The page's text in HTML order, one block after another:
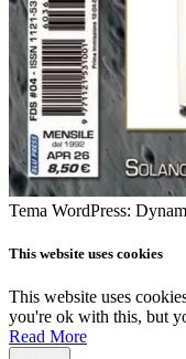
Tema WordPress:
This website uses cookies
This website uses
you're ok with this, but
Read More